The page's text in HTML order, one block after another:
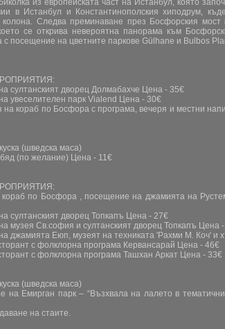
из европейската част на Истанбул, която
в Истанбул и Константинополския хиподрум,
Следва преминаване през Босфорския мост
се открива невероятна панорама към
посещение на цветните паркове Gülhane и Bulbos
султанският дворец Долмабахче Цена - 35€
увеселителен парк Vialend Цена - 30€
кораб по Босфора с програма, вечеря и местни
(шведска маса)
(по желание) Цена - 11€
кораб по Босфора , посещение на джамията на
султанският дворец Топкапъ Цена - 27€
музея Св.софия и султанският дворец Топкапъ Цена
джамията Еюп, музеят на техниката 'Рахми М. Коч' и
с фолклорна програма Кервансарай Цена - 46€
с фолклорна програма Ташхан Аркат Цена - 33€
(шведска маса)
на Емирган парк – “Възхвала на лалето в тематични
на стаите.